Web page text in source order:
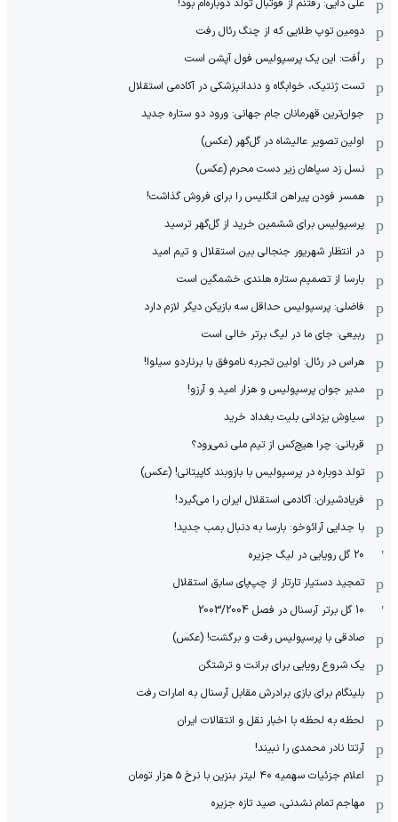
علی دایی: رفتنم از فوتبال تولد دوباره‌ام بود!
دومین توپ طلایی که از چنگ رئال رفت
رأفت: این یک پرسپولیس فول آپشن است
تست ژنتیک، خوابگاه و دندانپزشکی در آکادمی استقلال
جوان‌ترین قهرمانان جام جهانی: ورود دو ستاره جدید
اولین تصویر عالیشاه در گل‌گهر (عکس)
نسل زد سپاهان زیر دست محرم (عکس)
همسر فودن پیراهن انگلیس را برای فروش گذاشت!
پرسپولیس برای ششمین خرید از گل‌گهر ترسید
در انتظار شهریور جنجالی بین استقلال و تیم امید
بارسا از تصمیم ستاره هلندی خشمگین است
فاضلی: پرسپولیس حداقل سه بازیکن دیگر لازم دارد
ربیعی: جای ما در لیگ برتر خالی است
هراس در رئال: اولین تجربه ناموفق با برناردو سیلوا!
مدیر جوان پرسپولیس و هزار امید و آرزو!
سیاوش یزدانی بلیت بغداد خرید
قربانی: چرا هیچ‌کس از تیم ملی نمی‌رود؟
تولد دوباره در پرسپولیس با بازوبند کاپیتانی! (عکس)
فریادشیران: آکادمی استقلال ایران را می‌گیرد!
با جدایی آرائوخو: بارسا به دنبال بمب جدید!
20 گل رویایی در لیگ جزیره
تمجید دستیار تارتار از چپ‌پای سابق استقلال
10 گل برتر آرسنال در فصل 2003/2004
صادقی با پرسپولیس رفت و برگشت! (عکس)
یک شروع رویایی برای برانت و ترشتگن
بلینگام برای بازی برادرش مقابل آرسنال به امارات رفت
لحظه به لحظه با اخبار نقل و انتقالات ایران
آرتتا نادر محمدی را نبیند!
اعلام جزئیات سهمیه ۴۰ لیتر بنزین با نرخ ۵ هزار تومان
مهاجم تمام نشدنی، صید تازه جزیره